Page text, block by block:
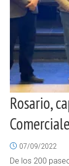
Rosario,
07/09/2022
De los 200